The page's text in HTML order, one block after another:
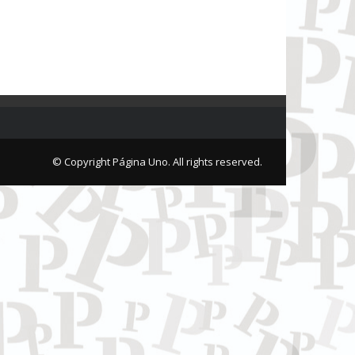
© Copyright Página Uno. All rights reserved.